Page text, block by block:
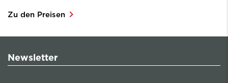
Zu den Preisen
Newsletter